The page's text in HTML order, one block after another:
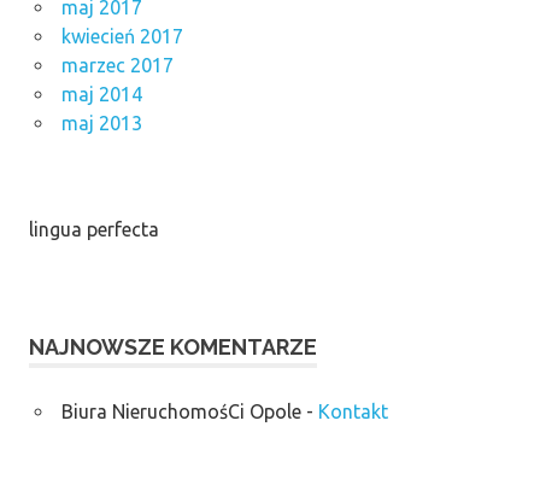
maj 2017
kwiecień 2017
marzec 2017
maj 2014
maj 2013
lingua perfecta
NAJNOWSZE KOMENTARZE
Biura NieruchomośCi Opole- Kontakt